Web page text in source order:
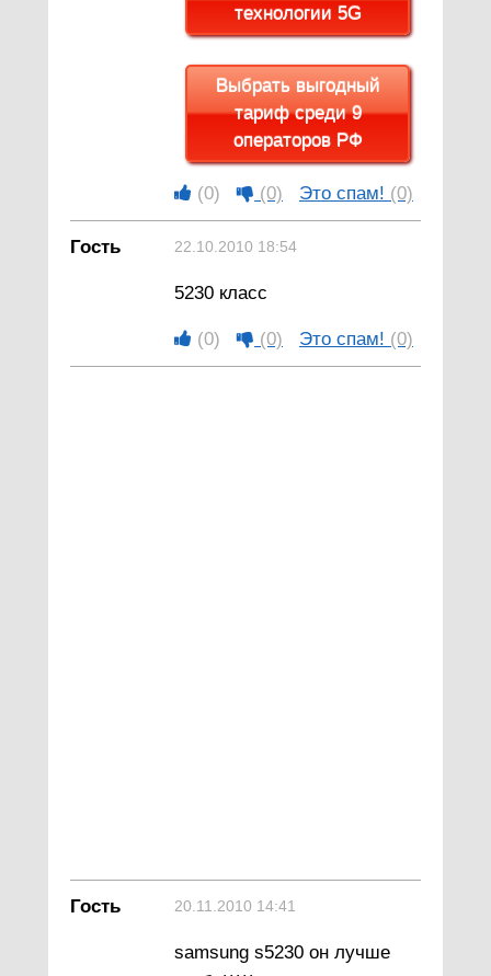
технологии 5G
Выбрать выгодный
тариф среди 9
операторов РФ
(0) (0) Это спам! (0)
Гость 22.10.2010 18:54
5230 класс
(0) (0) Это спам! (0)
Гость 20.11.2010 14:41
samsung s5230 он лучше